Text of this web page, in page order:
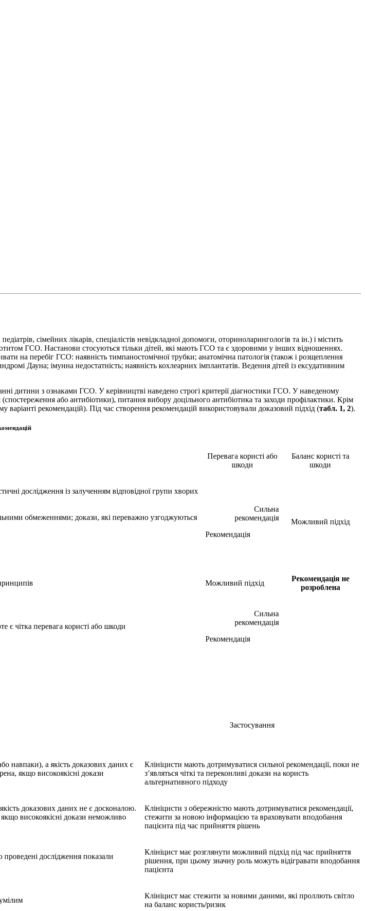
сімейних лікарів, спеціалістів невідкладної допомоги, оториноларингологів та ін.) і містить
ГСО. Настанови стосуються тільки дітей, які мають ГСО та є здоровими у інших відношеннях.
на перебіг ГСО: наявність тимпаностомічної трубки; анатомічна патологія (також і розщеплення
Дауна; імунна недостатність; наявність кохлеарних імплантатів. Ведення дітей із ексудативним
дитини з ознаками ГСО. У керівництві наведено строгі критерії діагностики ГСО. У наведеному
або антибіотики), питання вибору доцільного антибіотика та заходи профілактики. Крім
рекомендацій). Під час створення рекомендацій використовували доказовий підхід (табл. 1, 2).
Перевага користі або
шкоди
Баланс користі та
шкоди
дослідження із залученням відповідної групи хворих
Сильна
рекомендація
Рекомендація
Можливий підхід
обмеженнями; докази, які переважно узгоджуються
Можливий підхід
Рекомендація не
розроблена
є чітка перевага користі або шкоди
Сильна
рекомендація
Рекомендація
Застосування
навпаки), а якість доказових даних є
якщо високоякісні докази
Клініцисти мають дотримуватися сильної рекомендації, поки не
з’являться чіткі та переконливі докази на користь
альтернативного підходу
доказових даних не є досконалою.
високоякісні докази неможливо
Клініцисти з обережністю мають дотримуватися рекомендації,
стежити за новою інформацією та враховувати вподобання
пацієнта під час прийняття рішень
проведені дослідження показали
Клініцист має розглянути можливий підхід під час прийняття
рішення, при цьому значну роль можуть відігравати вподобання
пацієнта
Клініцист має стежити за новими даними, які проллють світло
на баланс користь/ризик